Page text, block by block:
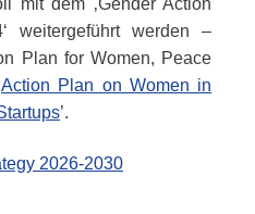
mit dem ‚Gender Action
weitergeführt werden –
Plan for Women, Peace
Action Plan on Women in
’.
2026-2030